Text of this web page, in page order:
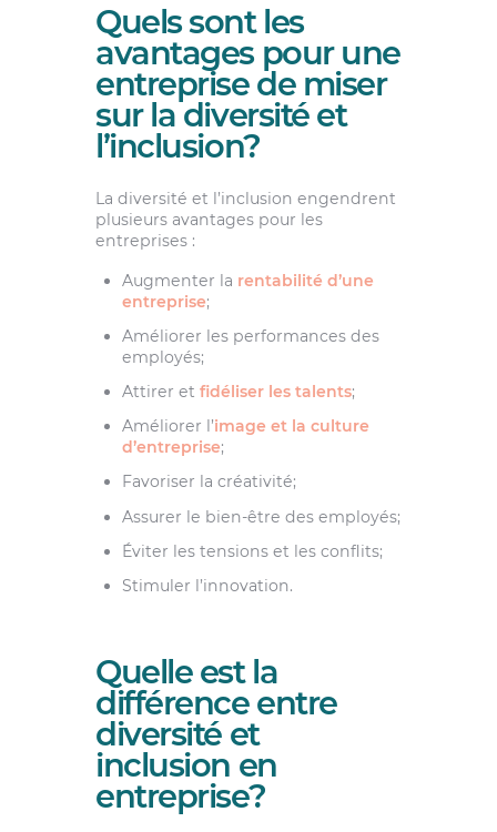
Quels sont les
avantages pour une
entreprise de miser
sur la diversité et
l’inclusion?
La diversité et l’inclusion engendrent
plusieurs avantages pour les
entreprises :
Augmenter la rentabilité d’une
entreprise;
Améliorer les performances des
employés;
Attirer et fidéliser les talents;
Améliorer l’image et la culture
d’entreprise;
Favoriser la créativité;
Assurer le bien-être des employés;
Éviter les tensions et les conflits;
Stimuler l’innovation.
Quelle est la
différence entre
diversité et
inclusion en
entreprise?